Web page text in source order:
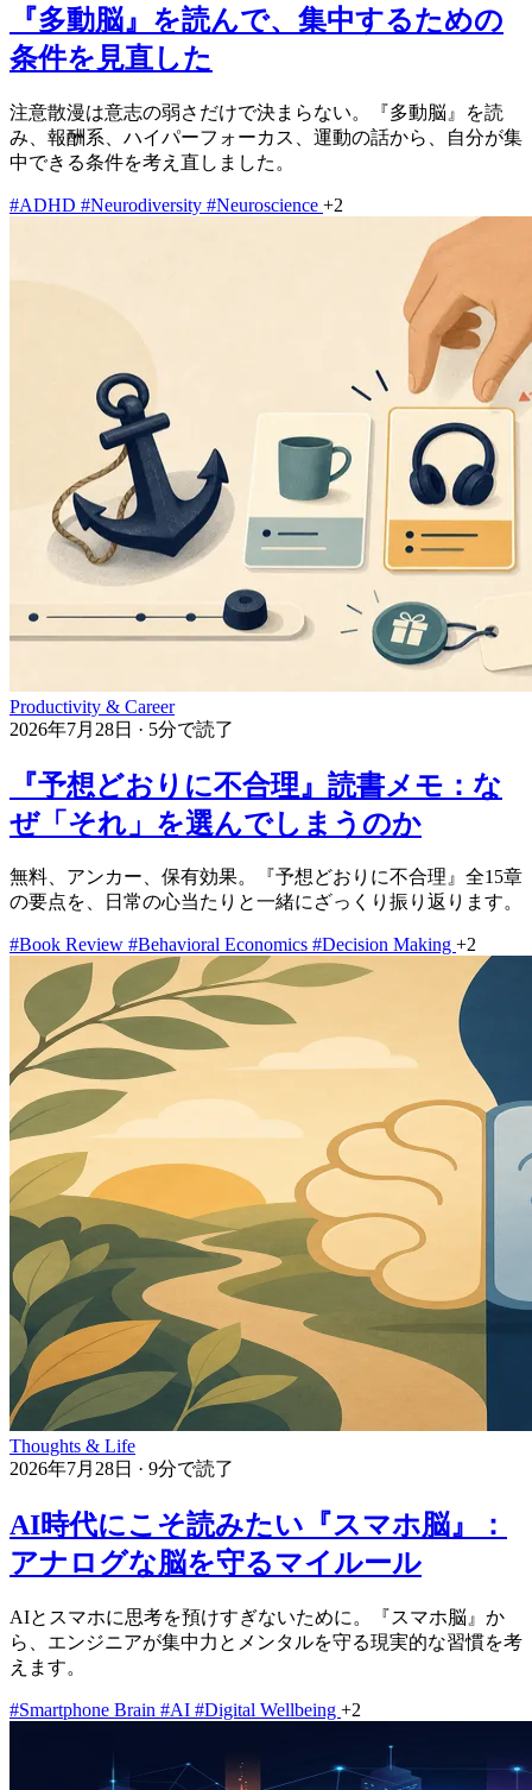
『多動脳』を読んで、集中するための
条件を見直した
注意散漫は意志の弱さだけで決まらない。『多動脳』を読
み、報酬系、ハイパーフォーカス、運動の話から、自分が集
中できる条件を考え直しました。
#ADHD #Neurodiversity #Neuroscience +2
Productivity & Career
2026年7月28日 · 5分で読了
『予想どおりに不合理』読書メモ：な
ぜ「それ」を選んでしまうのか
無料、アンカー、保有効果。『予想どおりに不合理』全15章
の要点を、日常の心当たりと一緒にざっくり振り返ります。
#Book Review #Behavioral Economics #Decision Making +2
Thoughts & Life
2026年7月28日 · 9分で読了
AI時代にこそ読みたい『スマホ脳』：
アナログな脳を守るマイルール
AIとスマホに思考を預けすぎないために。『スマホ脳』か
ら、エンジニアが集中力とメンタルを守る現実的な習慣を考
えます。
#Smartphone Brain #AI #Digital Wellbeing +2